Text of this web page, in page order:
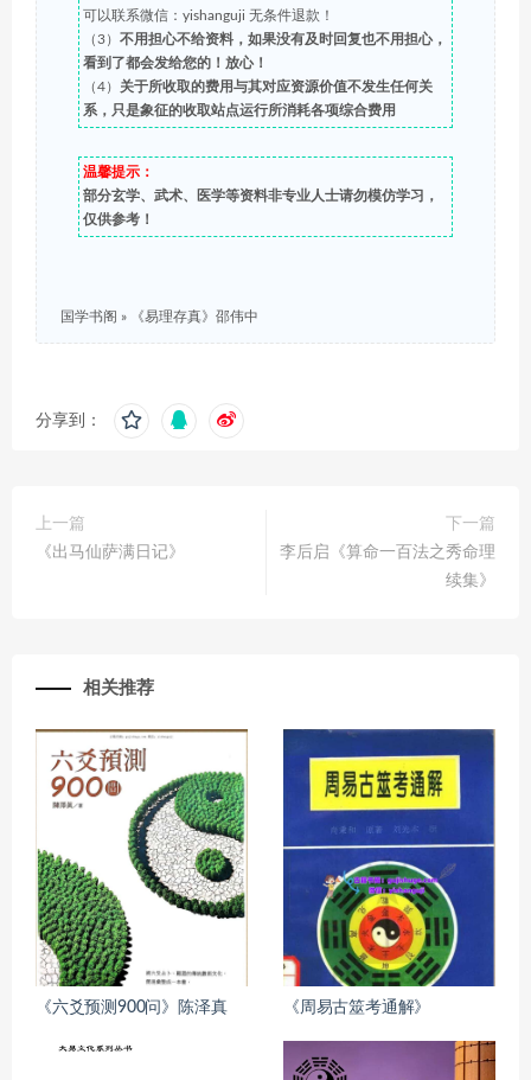
可以联系微信：yishanguji 无条件退款！
（3） 不用担心不给资料，如果没有及时回复也不用担心，
看到了都会发给您的！放心！
（4） 关于所收取的费用与其对应资源价值不发生任何关
系，只是象征的收取站点运行所消耗各项综合费用
温馨提示：
部分玄学、武术、医学等资料非专业人士请勿模仿学习，
仅供参考！
国学书阁 » 《易理存真》邵伟中
分享到：
上一篇
《出马仙萨满日记》
下一篇
李后启《算命一百法之秀命理
续集》
相关推荐
《六爻预测900问》陈泽真 《周易古筮考通解》